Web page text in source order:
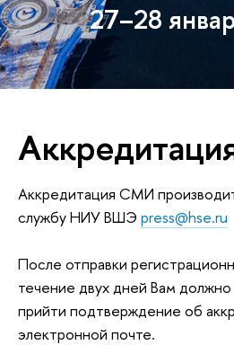
27–28
Аккредитация СМИ
службу НИУ ВШЭ press@hse.ru
После отправки
течение двух дней Вам должно
прийти подтверждение об
электронной почте.